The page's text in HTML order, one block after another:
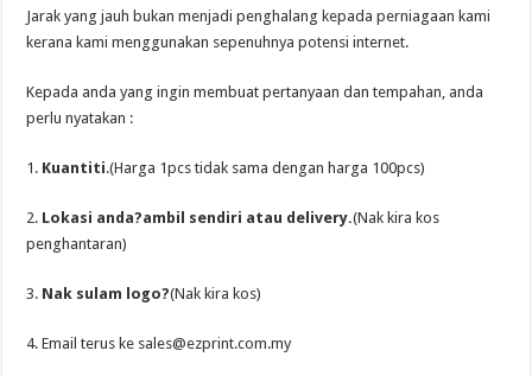
Jarak yang jauh bukan menjadi penghalang kepada perniagaan kami
kerana kami menggunakan sepenuhnya potensi internet.
Kepada anda yang ingin membuat pertanyaan dan tempahan, anda
perlu nyatakan :
1. Kuantiti.(Harga 1pcs tidak sama dengan harga 100pcs)
2. Lokasi anda?ambil sendiri atau delivery.(Nak kira kos
penghantaran)
3. Nak sulam logo?(Nak kira kos)
4. Email terus ke sales@ezprint.com.my